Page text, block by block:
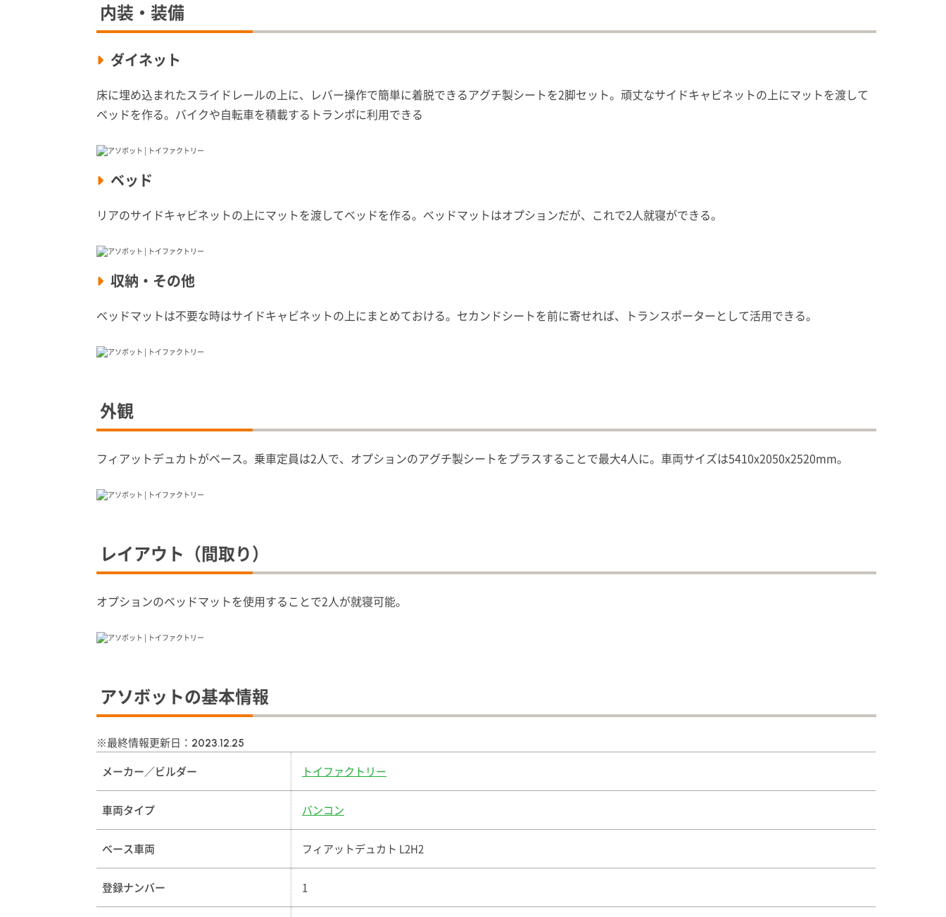
内装・装備
ダイネット
床に埋め込まれたスライドレールの上に、レバー操作で簡単に着脱できるアグチ製シートを2脚セット。頑丈なサイドキャビネットの上にマットを渡して
ベッドを作る。バイクや自転車を積載するトランポに利用できる
ベッド
リアのサイドキャビネットの上にマットを渡してベッドを作る。ベッドマットはオプションだが、これで2人就寝ができる。
収納・その他
ベッドマットは不要な時はサイドキャビネットの上にまとめておける。セカンドシートを前に寄せれば、トランスポーターとして活用できる。
外観
フィアットデュカトがベース。乗車定員は2人で、オプションのアグチ製シートをプラスすることで最大4人に。車両サイズは5410x2050x2520mm。
レイアウト（間取り）
オプションのベッドマットを使用することで2人が就寝可能。
アソボットの基本情報
※最終情報更新日： 2023.12.25
メーカー／ビルダー トイファクトリー
車両タイプ バンコン
ベース車両 フィアットデュカト L2H2
登録ナンバー 1